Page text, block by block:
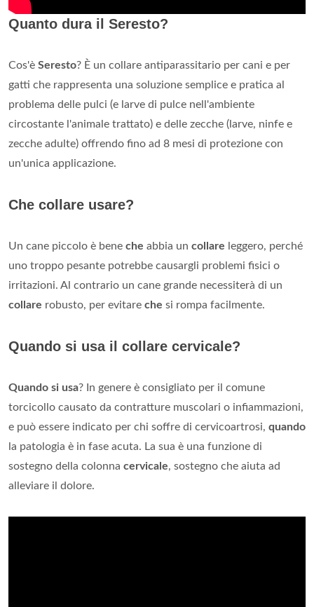
Quanto dura il Seresto?
Cos'è Seresto? È un collare antiparassitario per cani e per
gatti che rappresenta una soluzione semplice e pratica al
problema delle pulci (e larve di pulce nell'ambiente
circostante l'animale trattato) e delle zecche (larve, ninfe e
zecche adulte) offrendo fino ad 8 mesi di protezione con
un'unica applicazione.
Che collare usare?
Un cane piccolo è bene che abbia un collare leggero, perché
uno troppo pesante potrebbe causargli problemi fisici o
irritazioni. Al contrario un cane grande necessiterà di un
collare robusto, per evitare che si rompa facilmente.
Quando si usa il collare cervicale?
Quando si usa? In genere è consigliato per il comune
torcicollo causato da contratture muscolari o infiammazioni,
e può essere indicato per chi soffre di cervicoartrosi, quando
la patologia è in fase acuta. La sua è una funzione di
sostegno della colonna cervicale, sostegno che aiuta ad
alleviare il dolore.